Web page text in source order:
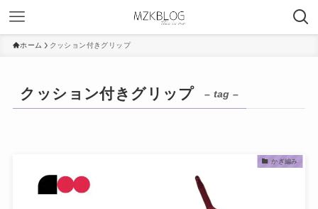
ホーム クッション付きグリップ
クッション付きグリップ – tag –
かぎ編み